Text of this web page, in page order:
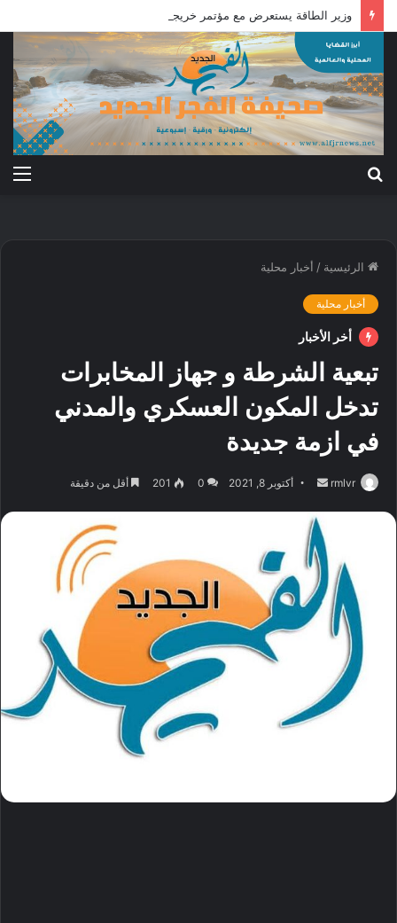
الرئيسية / أخبار محلية
أخبار محلية
أخر الأخبار
تبعية الشرطة و جهاز المخابرات
تدخل المكون العسكري والمدني
في ازمة جديدة
rmlvr
أرسل
إلكترونيا
أكتوبر 8, 2021 0
201 أقل من دقيقة